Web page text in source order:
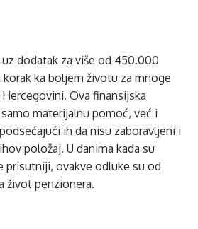
dodatak za više od 450.000
ka boljem životu za mnoge
Ova finansijska
materijalnu pomoć, već i
ih da nisu zaboravljeni i
položaj. U danima kada su
prisutniji, ovakve odluke su od
život penzionera.